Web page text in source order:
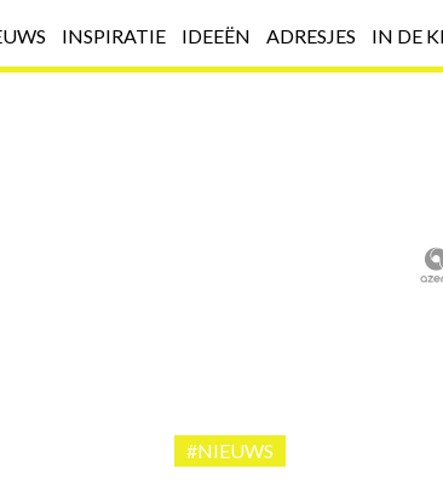
INSPIRATIE IDEEËN ADRESJES IN DE
#NIEUWS